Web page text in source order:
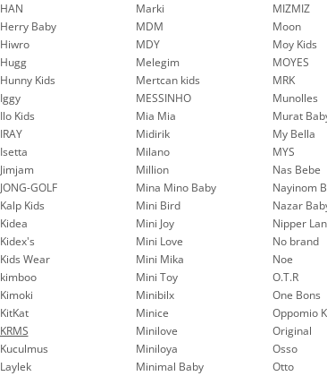
HAN
Herry Baby
Hiwro
Hugg
Hunny Kids
Iggy
Ilo Kids
IRAY
Isetta
Jimjam
JONG-GOLF
Kalp Kids
Kidea
Kidex's
Kids Wear
kimboo
Kimoki
KitKat
KRMS
Kuculmus
Laylek
Marki
MDM
MDY
Melegim
Mertcan kids
MESSINHO
Mia Mia
Midirik
Milano
Million
Mina Mino Baby
Mini Bird
Mini Joy
Mini Love
Mini Mika
Mini Toy
Minibilx
Minice
Minilove
Miniloya
Minimal Baby
MIZMIZ
Moon
Moy Kids
MOYES
MRK
Munolles
Murat
My Bella
MYS
Nas Bebe
Nayinom
Nazar
Nipper
No brand
Noe
O.T.R
One Bons
Oppomio
Original
Osso
Otto